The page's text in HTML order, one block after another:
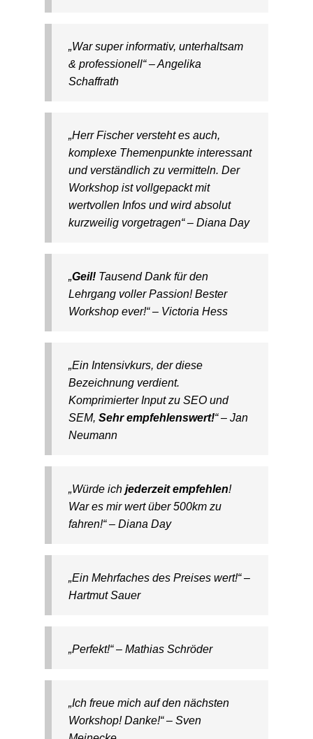
„War super informativ, unterhaltsam
& professionell“ – Angelika
Schaffrath
„Herr Fischer versteht es auch,
komplexe Themenpunkte interessant
und verständlich zu vermitteln. Der
Workshop ist vollgepackt mit
wertvollen Infos und wird absolut
kurzweilig vorgetragen“ – Diana Day
„Geil! Tausend Dank für den
Lehrgang voller Passion! Bester
Workshop ever!“ – Victoria Hess
„Ein Intensivkurs, der diese
Bezeichnung verdient.
Komprimierter Input zu SEO und
SEM, Sehr empfehlenswert!“ – Jan
Neumann
„Würde ich jederzeit empfehlen!
War es mir wert über 500km zu
fahren!“ – Diana Day
„Ein Mehrfaches des Preises wert!“ –
Hartmut Sauer
„Perfekt!“ – Mathias Schröder
„Ich freue mich auf den nächsten
Workshop! Danke!“ – Sven